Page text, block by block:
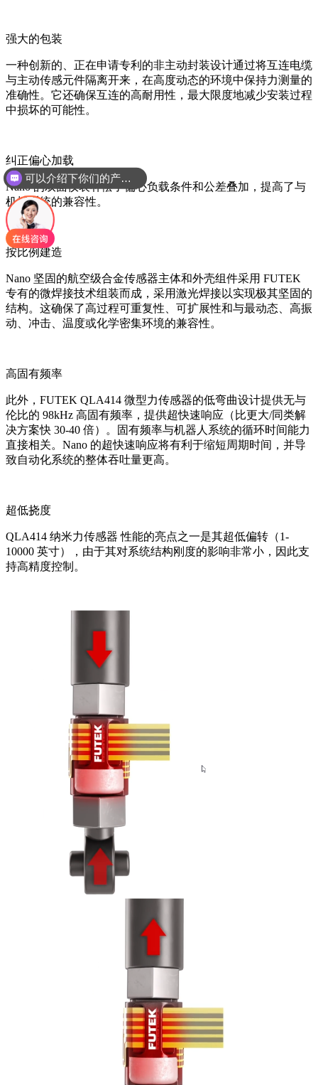
强大的包装
一种创新的、正在申请专利的非主动封装设计通过将互连电缆
与主动传感元件隔离开来，在高度动态的环境中保持力测量的
准确性。它还确保互连的高耐用性，最大限度地减少安装过程
中损坏的可能性。
纠正偏心加载
Nano 的双面仪表补偿了偏心负载条件和公差叠加，提高了与
机械系统的兼容性。
按比例建造
Nano 坚固的航空级合金传感器主体和外壳组件采用 FUTEK
专有的微焊接技术组装而成，采用激光焊接以实现极其坚固的
结构。这确保了高过程可重复性、可扩展性和与最动态、高振
动、冲击、温度或化学密集环境的兼容性。
高固有频率
此外，FUTEK QLA414 微型力传感器的低弯曲设计提供无与
伦比的 98kHz 高固有频率，提供超快速响应（比更大/同类解
决方案快 30-40 倍）。固有频率与机器人系统的循环时间能力
直接相关。Nano 的超快速响应将有利于缩短周期时间，并导
致自动化系统的整体吞吐量更高。
超低挠度
QLA414 纳米力传感器 性能的亮点之一是其超低偏转（1-
10000 英寸），由于其对系统结构刚度的影响非常小，因此支
持高精度控制。
可以介绍下你们的产品么